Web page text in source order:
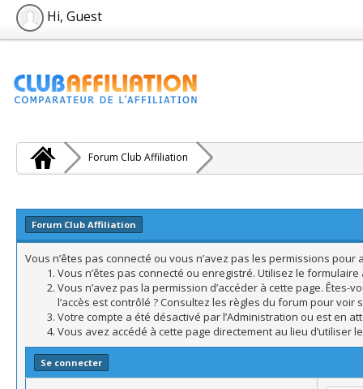
Hi, Guest
Forum Club Affiliation
Forum Club Affiliation
Vous n’êtes pas connecté ou vous n’avez pas les permissions
Vous n’êtes pas connecté ou enregistré. Utilisez le
Vous n’avez pas la permission d’accéder à cette page. Êtes-
l’accès est contrôlé ? Consultez les règles du forum pour
Votre compte a été désactivé par l’Administration ou est en
Vous avez accédé à cette page directement au lieu d’utiliser
Se connecter